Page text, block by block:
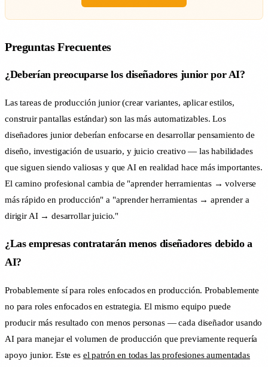
Preguntas Frecuentes
¿Deberían preocuparse los diseñadores junior por AI?
Las tareas de producción junior (crear variantes, aplicar estilos,
construir pantallas estándar) son las más automatizables. Los
diseñadores junior deberían enfocarse en desarrollar pensamiento de
diseño, investigación de usuario, y juicio creativo — las habilidades
que siguen siendo valiosas y que AI en realidad hace más importantes.
El camino profesional cambia de "aprender herramientas → volverse
más rápido en producción" a "aprender herramientas → aprender a
dirigir AI → desarrollar juicio."
¿Las empresas contratarán menos diseñadores debido a
AI?
Probablemente sí para roles enfocados en producción. Probablemente
no para roles enfocados en estrategia. El mismo equipo puede
producir más resultado con menos personas — cada diseñador usando
AI para manejar el volumen de producción que previamente requería
apoyo junior. Este es el patrón en todas las profesiones aumentadas